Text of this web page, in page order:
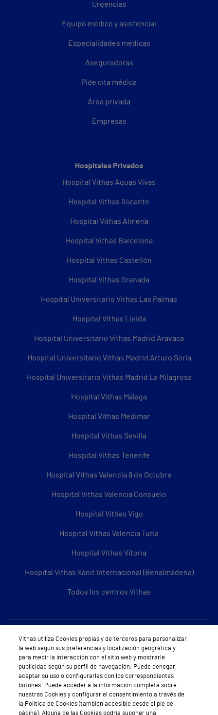
Urgencias
Equipo médico y asistencial
Especialidades médicas
Aseguradoras
Pide cita médica
Área privada
Empresas
Hospitales Privados
Hospital Vithas Aguas Vivas
Hospital Vithas Alicante
Hospital Vithas Almería
Hospital Vithas Barcelona
Hospital Vithas Castellón
Hospital Vithas Granada
Hospital Universitario Vithas Las Palmas
Hospital Vithas Lleida
Hospital Universitario Vithas Madrid Aravaca
Hospital Universitario Vithas Madrid Arturo Soria
Hospital Universitario Vithas Madrid La Milagrosa
Hospital Vithas Málaga
Hospital Vithas Medimar
Hospital Vithas Sevilla
Hospital Vithas Tenerife
Hospital Vithas Valencia 9 de Octubre
Hospital Vithas Valencia Consuelo
Hospital Vithas Vigo
Hospital Vithas Valencia Turia
Hospital Vithas Vitoria
Hospital Vithas Xanit Internacional (Benalmádena)
Todos los centros Vithas
Sobre Vithas
Quiénes somos
Trabajar en Vithas
Teléfono Cita Médica
Teléfono Atención al Cliente
Vithas utiliza Cookies propias y de terceros para personalizar
la web según sus preferencias y localización geográfica y
para medir la interacción con el sitio web y mostrarle
publicidad según su perfil de navegación. Puede denegar,
aceptar su uso o configurarlas con los correspondientes
botones. Puede acceder a la información completa sobre
nuestras Cookies y configurar el consentimiento a través de
la Política de Cookies (también accesible desde el pie de
página). Alguna de las Cookies podría suponer una